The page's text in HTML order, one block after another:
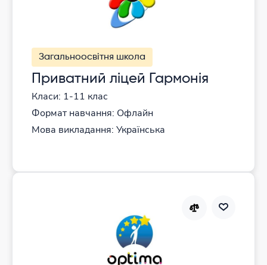
Загальноосвітня школа
Приватний ліцей Гармонія
Класи: 1-11 клас
Формат навчання: Офлайн
Мова викладання: Українська